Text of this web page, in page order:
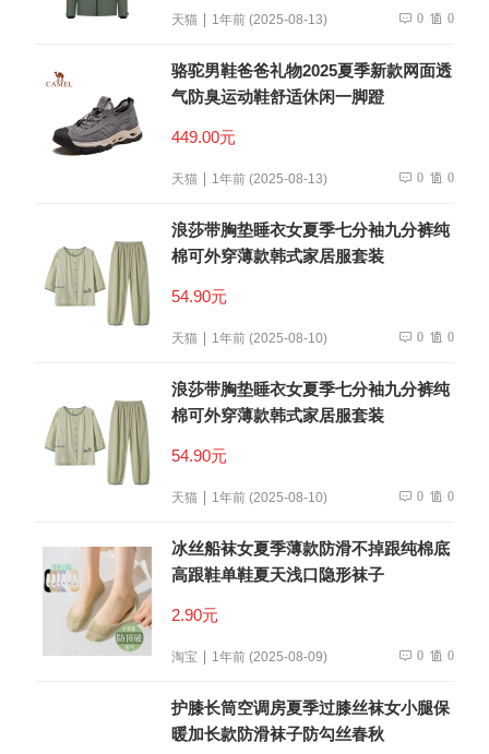
天猫 1年前 (2025-08-13) 0 0
骆驼男鞋爸爸礼物2025夏季新款网面透
气防臭运动鞋舒适休闲一脚蹬
449.00元
天猫 1年前 (2025-08-13) 0 0
浪莎带胸垫睡衣女夏季七分袖九分裤纯
棉可外穿薄款韩式家居服套装
54.90元
天猫 1年前 (2025-08-10) 0 0
浪莎带胸垫睡衣女夏季七分袖九分裤纯
棉可外穿薄款韩式家居服套装
54.90元
天猫 1年前 (2025-08-10) 0 0
冰丝船袜女夏季薄款防滑不掉跟纯棉底
高跟鞋单鞋夏天浅口隐形袜子
2.90元
淘宝 1年前 (2025-08-09) 0 0
护膝长筒空调房夏季过膝丝袜女小腿保
暖加长款防滑袜子防勾丝春秋